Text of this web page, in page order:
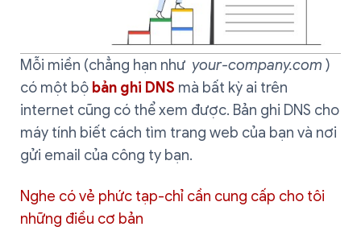
Mỗi miền (chẳng hạn như your-company.com )
có một bộ bản ghi DNS mà bất kỳ ai trên
internet cũng có thể xem được. Bản ghi DNS cho
máy tính biết cách tìm trang web của bạn và nơi
gửi email của công ty bạn.
Nghe có vẻ phức tạp-chỉ cần cung cấp cho tôi
những điều cơ bản